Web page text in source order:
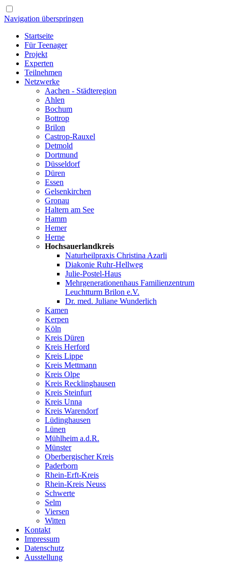
Navigation überspringen
Startseite
Für Teenager
Projekt
Experten
Teilnehmen
Netzwerke
Aachen - Städteregion
Ahlen
Bochum
Bottrop
Brilon
Castrop-Rauxel
Detmold
Dortmund
Düsseldorf
Düren
Essen
Gelsenkirchen
Gronau
Haltern am See
Hamm
Hemer
Herne
Hochsauerlandkreis
Naturheilpraxis Christina Azarli
Diakonie Ruhr-Hellweg
Julie-Postel-Haus
Mehrgenerationenhaus Familienzentrum
Leuchtturm Brilon e.V.
Dr. med. Juliane Wunderlich
Kamen
Kerpen
Köln
Kreis Düren
Kreis Herford
Kreis Lippe
Kreis Mettmann
Kreis Olpe
Kreis Recklinghausen
Kreis Steinfurt
Kreis Unna
Kreis Warendorf
Lüdinghausen
Lünen
Mühlheim a.d.R.
Münster
Oberbergischer Kreis
Paderborn
Rhein-Erft-Kreis
Rhein-Kreis Neuss
Schwerte
Selm
Viersen
Witten
Kontakt
Impressum
Datenschutz
Ausstellung